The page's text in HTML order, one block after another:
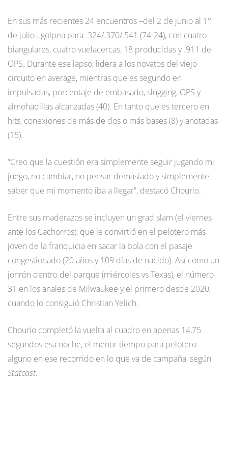
En sus más recientes 24 encuentros –del 2 de junio al 1°
de julio-, golpea para .324/.370/.541 (74-24), con cuatro
biangulares, cuatro vuelacercas, 18 producidas y .911 de
OPS. Durante ese lapso, lidera a los novatos del viejo
circuito en average, mientras que es segundo en
impulsadas, porcentaje de embasado, slugging, OPS y
almohadillas alcanzadas (40). En tanto que es tercero en
hits, conexiones de más de dos o más bases (8) y anotadas
(15).
“Creo que la cuestión era simplemente seguir jugando mi
juego, no cambiar, no pensar demasiado y simplemente
saber que mi momento iba a llegar”, destacó Chourio.
Entre sus maderazos se incluyen un grad slam (el viernes
ante los Cachorros), que le convirtió en el pelotero más
joven de la franquicia en sacar la bola con el pasaje
congestionado (20 años y 109 días de nacido). Así como un
jonrón dentro del parque (miércoles vs Texas), el número
31 en los anales de Milwaukee y el primero desde 2020,
cuando lo consiguió Christian Yelich.
Chourio completó la vuelta al cuadro en apenas 14,75
segundos esa noche, el menor tiempo para pelotero
alguno en ese recorrido en lo que va de campaña, según
Statcast.